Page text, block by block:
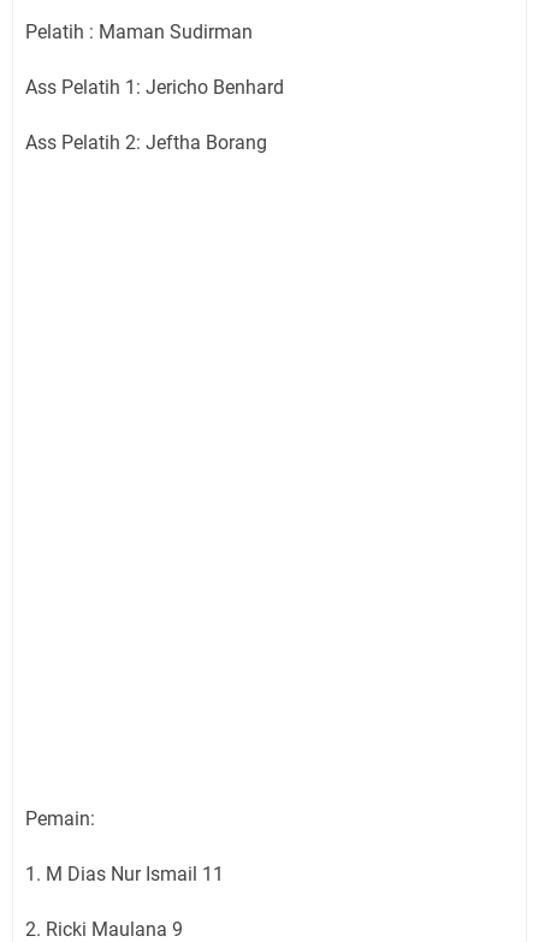
Pelatih : Maman Sudirman
Ass Pelatih 1: Jericho Benhard
Ass Pelatih 2: Jeftha Borang
Pemain:
1. M Dias Nur Ismail 11
2. Ricki Maulana 9